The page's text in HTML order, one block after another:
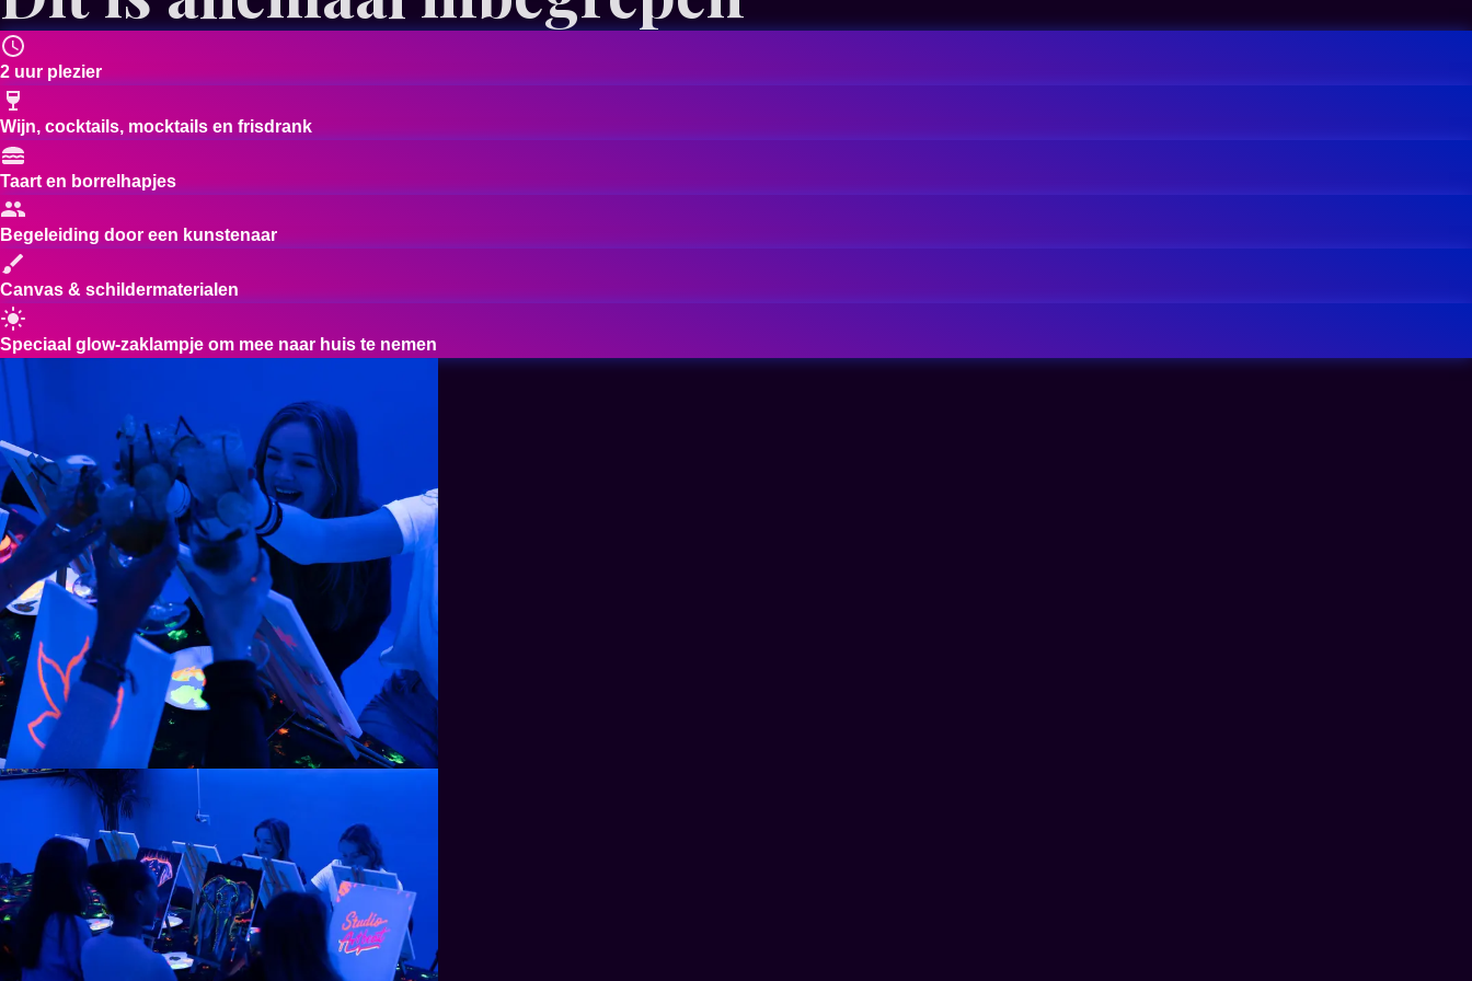
2 uur plezier
Wijn, cocktails, mocktails en frisdrank
Taart en borrelhapjes
Begeleiding door een kunstenaar
Canvas & schildermaterialen
Speciaal glow-zaklampje om mee naar huis te nemen